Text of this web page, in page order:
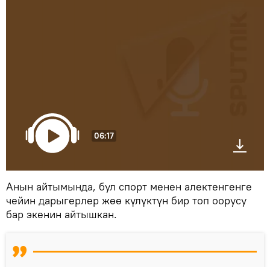
06:17
Анын айтымында, бул спорт менен алектенгенге
чейин дарыгерлер жөө күлүктүн бир топ оорусу
бар экенин айтышкан.